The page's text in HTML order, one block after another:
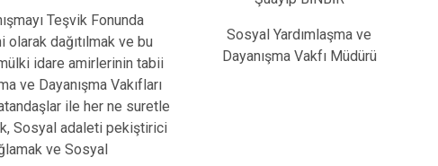
İhsaniye
Kızılören
Teşvik Fonunda
dağıtılmak ve bu
idare amirlerinin tabii
ve Dayanışma Vakıfları
ile her ne suretle
Sosyal adaleti pekiştirici
ve Sosyal
Sosyal Yardımlaşma ve
Dayanışma Vakfı Müdürü